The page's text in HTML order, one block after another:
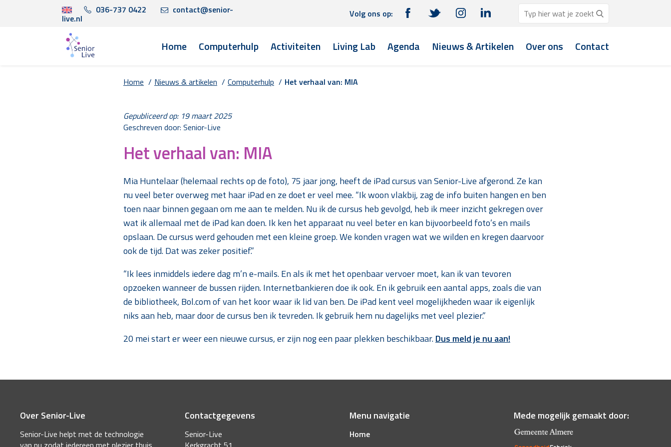
036-737 0422 contact@senior-
live.nl Volg ons op:
Home Computerhulp Activiteiten Living Lab Agenda Nieuws & Artikelen Over ons Contact
Home / Nieuws & artikelen / Computerhulp / Het verhaal van: MIA
Gepubliceerd op: 19 maart 2025
Geschreven door: Senior-Live
Het verhaal van: MIA
Mia Huntelaar (helemaal rechts op de foto), 75 jaar jong, heeft de iPad cursus van Senior-Live afgerond. Ze kan
nu veel beter overweg met haar iPad en ze doet er veel mee. “Ik woon vlakbij, zag de info buiten hangen en ben
toen naar binnen gegaan om me aan te melden. Nu ik de cursus heb gevolgd, heb ik meer inzicht gekregen over
wat ik allemaal met de iPad kan doen. Ik ken het apparaat nu veel beter en kan bijvoorbeeld foto’s en mails
opslaan. De cursus werd gehouden met een kleine groep. We konden vragen wat we wilden en kregen daarvoor
ook de tijd. Dat was zeker positief.”
“Ik lees inmiddels iedere dag m’n e-mails. En als ik met het openbaar vervoer moet, kan ik van tevoren
opzoeken wanneer de bussen rijden. Internetbankieren doe ik ook. En ik gebruik een aantal apps, zoals die van
de bibliotheek, Bol.com of van het koor waar ik lid van ben. De iPad kent veel mogelijkheden waar ik eigenlijk
niks aan heb, maar door de cursus ben ik tevreden. Ik gebruik hem nu dagelijks met veel plezier.”
20 mei start er weer een nieuwe cursus, er zijn nog een paar plekken beschikbaar.Dus meld je nu aan!
Over Senior-Live
Senior-Live helpt met de technologie
Contactgegevens
Senior-Live
Menu navigatie
Home
Mede mogelijk gemaakt door: